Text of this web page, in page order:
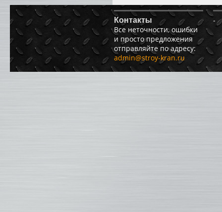
Контакты
Все неточности, ошибки
и просто предложения
отправляйте по адресу:
admin@stroy-kran.ru
-